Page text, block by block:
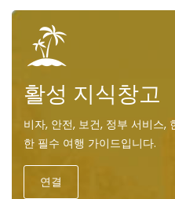
활성 지식창고
비자, 안전, 보건, 정부 서비스,
한 필수 여행 가이드입니다.
연결